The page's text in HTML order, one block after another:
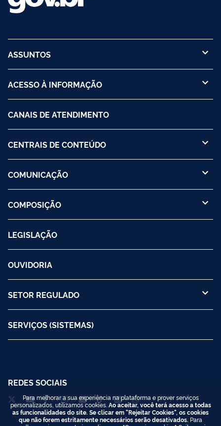
ASSUNTOS
ACESSO À INFORMAÇÃO
CANAIS DE ATENDIMENTO
CENTRAIS DE CONTEÚDO
COMUNICAÇÃO
COMPOSIÇÃO
LEGISLAÇÃO
OUVIDORIA
SETOR REGULADO
SERVIÇOS (SISTEMAS)
REDES SOCIAIS
Para melhorar a sua experiência na plataforma e prover serviços
personalizados, utilizamos cookies. Ao aceitar, você terá acesso a todas
as funcionalidades do site. Se clicar em "Rejeitar Cookies", os cookies
que não forem estritamente necessários serão desativados. Para